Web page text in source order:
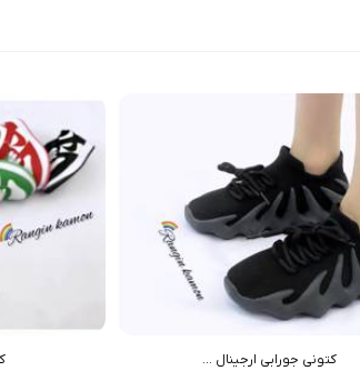
کتونی جورابی ارجینال ...